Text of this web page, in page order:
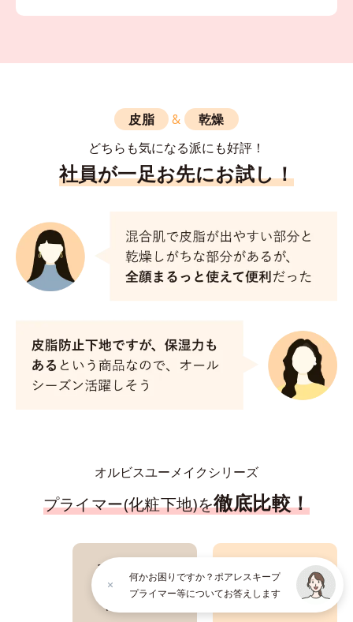
皮脂 &
乾燥
どちらも気になる派にも好評！
社員が一足お先にお試し！
オルビスユーメイクシリーズ
プライマー(化粧下地)を徹底比較！
オルビスユー
トリートメント
プライマー
オルビスユー
ポアレスキープ
プライマー
何かお困りですか？ポアレスキープ
プライマー等についてお答えします